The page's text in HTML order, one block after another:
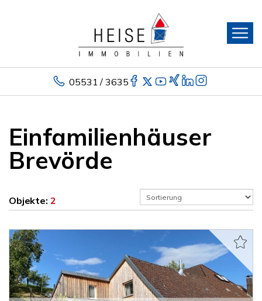
05531 / 3635
Einfamilienhäuser
Brevörde
Objekte: 2